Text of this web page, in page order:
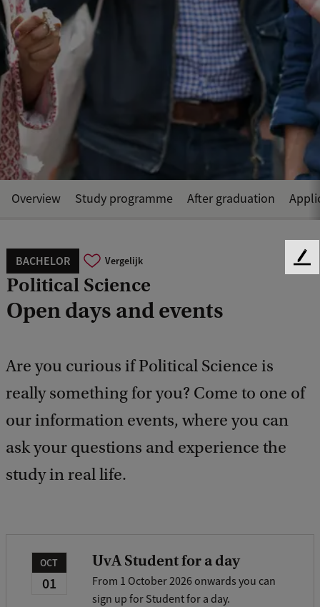
BACHELOR Vergelijk
Political Science
Open days and events
Are you curious if Political Science is
really something for you? Come to one of
our information events, where you can
ask your questions and experience the
study in real life.
Overview Study programme After graduation
OCT
01
UvA Student for a day
From 1 October 2026 onwards you can
sign up for Student for a day.
F